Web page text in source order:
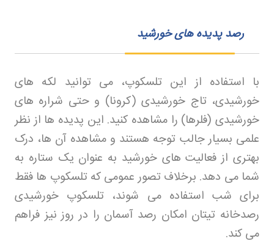
رصد پدیده های خورشید
با استفاده از این تلسکوپ، می‌ توانید لکه‌ های
خورشیدی، تاج خورشیدی (کرونا) و حتی شراره‌ های
خورشیدی (فلرها) را مشاهده کنید. این پدیده‌ ها از نظر
علمی بسیار جالب توجه هستند و مشاهده آن‌ ها، درک
بهتری از فعالیت‌ های خورشید به عنوان یک ستاره به
شما می‌ دهد. برخلاف تصور عمومی که تلسکوپ‌ ها فقط
برای شب استفاده می‌ شوند، تلسکوپ خورشیدی
رصدخانه تیتان امکان رصد آسمان را در روز نیز فراهم
می‌ کند.